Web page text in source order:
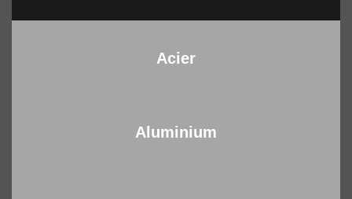
Acier
Aluminium